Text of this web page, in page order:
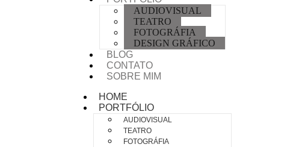
AUDIOVISUAL
TEATRO
FOTOGRÁFIA
DESIGN GRÁFICO
BLOG
CONTATO
SOBRE MIM
HOME
PORTFÓLIO
AUDIOVISUAL
TEATRO
FOTOGRÁFIA